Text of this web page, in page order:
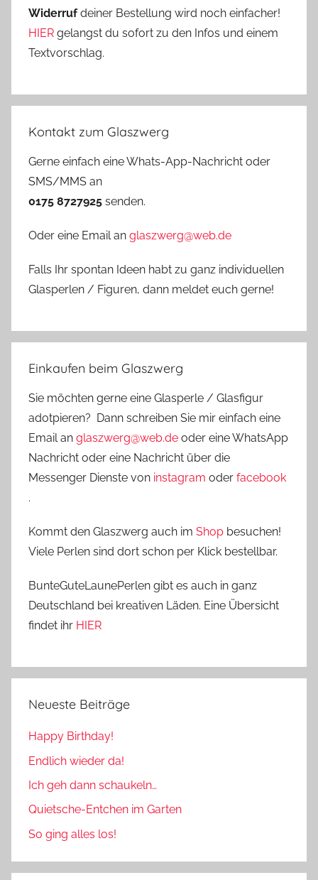
Widerrufdeiner Bestellung wird noch einfacher!
HIER gelangst du sofort zu den Infos und einem
Textvorschlag.
Kontakt zum Glaszwerg
Gerne einfach eine Whats-App-Nachricht oder
SMS/MMS an
0175 8727925 senden.
Oder eine Email an glaszwerg@web.de
Falls Ihr spontan Ideen habt zu ganz individuellen
Glasperlen / Figuren, dann meldet euch gerne!
Einkaufen beim Glaszwerg
Sie möchten gerne eine Glasperle / Glasfigur
adotpieren? Dann schreiben Sie mir einfach eine
Email an glaszwerg@web.de oder eine WhatsApp
Nachricht oder eine Nachricht über die
Messenger Dienste von instagram oder facebook
.
Kommt den Glaszwerg auch im Shop besuchen!
Viele Perlen sind dort schon per Klick bestellbar.
BunteGuteLaunePerlen gibt es auch in ganz
Deutschland bei kreativen Läden. Eine Übersicht
findet ihr HIER
Neueste Beiträge
Happy Birthday!
Endlich wieder da!
Ich geh dann schaukeln…
Quietsche-Entchen im Garten
So ging alles los!